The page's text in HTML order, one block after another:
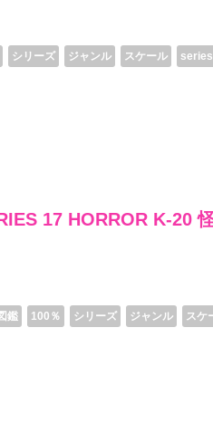
シリーズ ジャンル スケール
17 HORROR K-20
鑑 100％ シリーズ ジャンル スケ